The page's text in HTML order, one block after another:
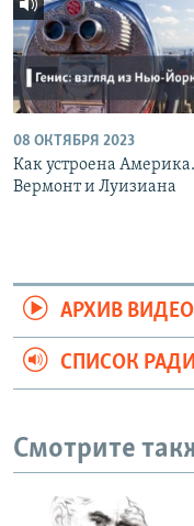
08 ОКТЯБРЯ 2023
Как устроена Америка.
Вермонт и Луизиана
АРХИВ ВИДЕО
СПИСОК
Смотрите